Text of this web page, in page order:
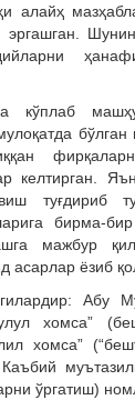
алайҳ
эргашган.
кўплаб
келтирган.
туғдириб
бирма-
мажбур
асарлар ёзиб
Абу
хомса”
хомса”
ўргатиш)